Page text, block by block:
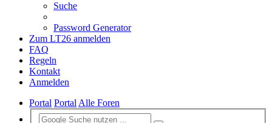
Suche
Password Generator
Zum LT26 anmelden
FAQ
Regeln
Kontakt
Anmelden
Portal PortalAlle Foren